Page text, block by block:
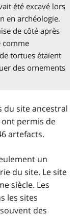
été excavé lors
en archéologie.
de côté après
comme
tortues étaient
des ornements
du site ancestral
permis de
artefacts.
un
du site. Le site
siècle. Les
les sites
des